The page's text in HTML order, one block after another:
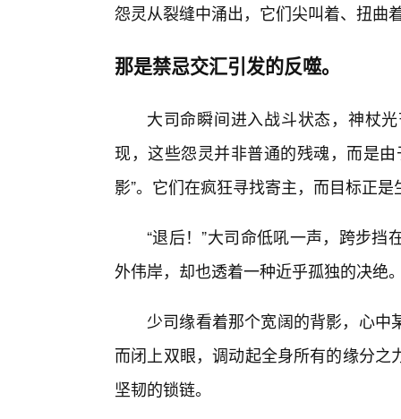
怨灵从裂缝中涌出，它们尖叫着、扭曲
那是禁忌交汇引发的反噬。
大司命瞬间进入战斗状态，神杖
现，这些怨灵并非普通的残魂，而是
影”。它们在疯狂寻找寄主，而目标正
“退后！”大司命低吼一声，跨步
外伟岸，却也透着一种近乎孤独的决绝
少司缘看着那个宽阔的背影，心
而闭上双眼，调动起全身所有的缘分
坚韧的锁链。